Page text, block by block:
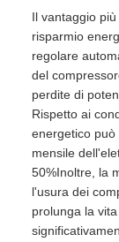
Il vantaggio
risparmio
regolare
del
perdite di
Rispetto ai
energetico può
mensile
50%Inoltre, la
l'usura dei
prolunga la